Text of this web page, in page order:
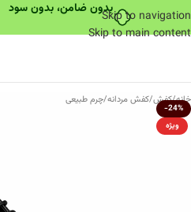
بدون ضامن، بدون سودSkip to navigation
Skip to main content
خانه/کفش/کفش مردانه/چرم طبیعی
-24%
ویژه